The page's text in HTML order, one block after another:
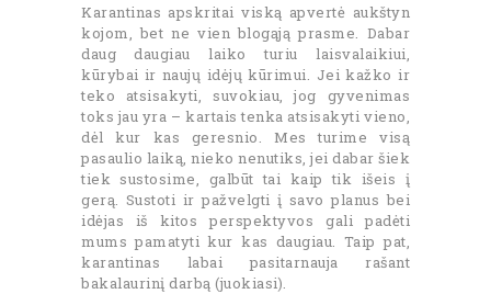
Karantinas apskritai viską apvertė aukštyn
kojom, bet ne vien blogąją prasme. Dabar
daug daugiau laiko turiu laisvalaikiui,
kūrybai ir naujų idėjų kūrimui. Jei kažko ir
teko atsisakyti, suvokiau, jog gyvenimas
toks jau yra – kartais tenka atsisakyti vieno,
dėl kur kas geresnio. Mes turime visą
pasaulio laiką, nieko nenutiks, jei dabar šiek
tiek sustosime, galbūt tai kaip tik išeis į
gerą. Sustoti ir pažvelgti į savo planus bei
idėjas iš kitos perspektyvos gali padėti
mums pamatyti kur kas daugiau. Taip pat,
karantinas labai pasitarnauja rašant
bakalaurinį darbą (juokiasi).